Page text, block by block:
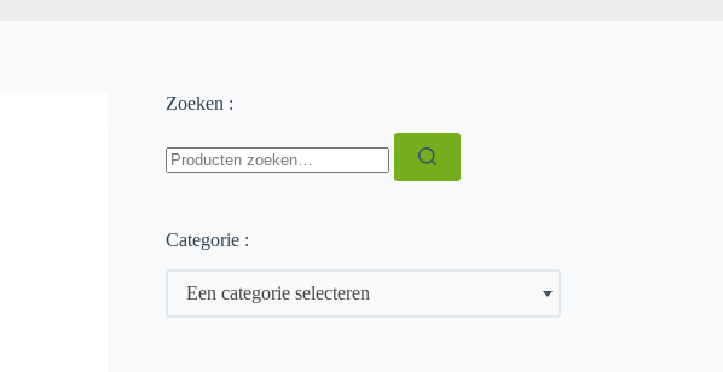
Zoeken :
naar:
Categorie :
Een categorie selecteren